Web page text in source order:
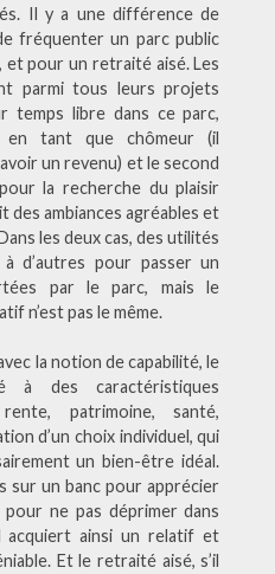
Il y a une différence de
fréquenter un parc public
et pour un retraité aisé. Les
parmi tous leurs projets
temps libre dans ce parc,
tant que chômeur (il
un revenu) et le second
la recherche du plaisir
des ambiances agréables et
les deux cas, des utilités
d’autres pour passer un
par le parc, mais le
n’est pas le même.
la notion de capabilité, le
à des caractéristiques
patrimoine, santé,
d’un choix individuel, qui
un bien-être idéal.
sur un banc pour apprécier
pour ne pas déprimer dans
acquiert ainsi un relatif et
Et le retraité aisé, s’il